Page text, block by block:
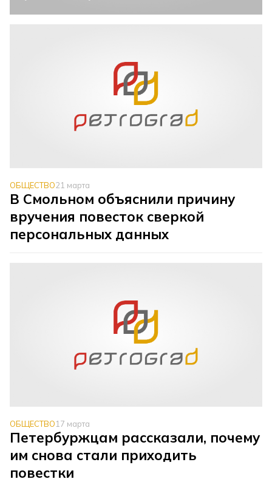
ОБЩЕСТВО21 марта
В Смольном объяснили причину
вручения повесток сверкой
персональных данных
ОБЩЕСТВО17 марта
Петербуржцам рассказали, почему
им снова стали приходить
повестки